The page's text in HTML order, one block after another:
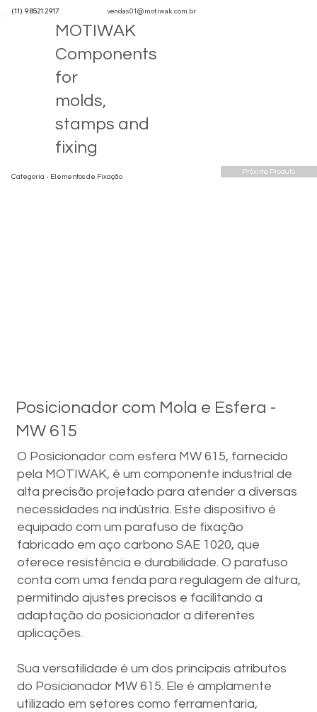
(11) 9 8521 2917 vendas01@motiwak.com.br
MOTIWAK
Components
for
molds,
stamps and
fixing
Categoria - Elementos de Fixação
Próximo Produto
Posicionador com Mola e Esfera -
MW 615
O Posicionador com esfera MW 615, fornecido
pela MOTIWAK, é um componente industrial de
alta precisão projetado para atender a diversas
necessidades na indústria. Este dispositivo é
equipado com um parafuso de fixação
fabricado em aço carbono SAE 1020, que
oferece resistência e durabilidade. O parafuso
conta com uma fenda para regulagem de altura,
permitindo ajustes precisos e facilitando a
adaptação do posicionador a diferentes
aplicações.
Sua versatilidade é um dos principais atributos
do Posicionador MW 615. Ele é amplamente
utilizado em setores como ferramentaria,